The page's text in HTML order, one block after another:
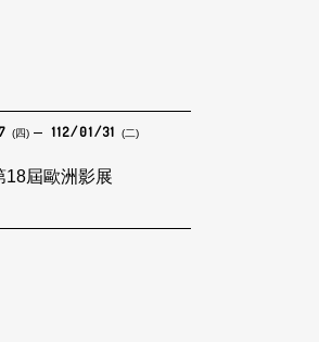
(四) 112/01/31 (二)
18屆歐洲影展